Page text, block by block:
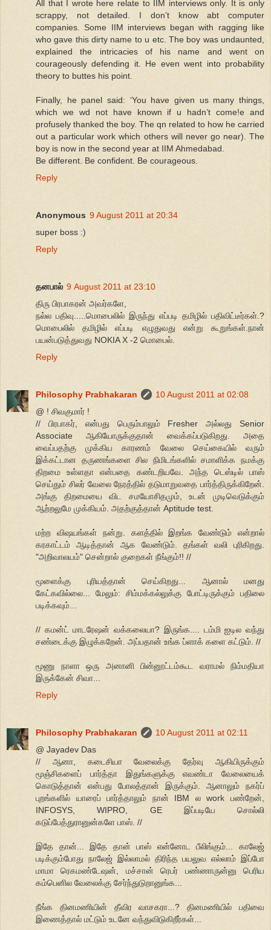
All that I wrote here relate to IIM interviews only. It is only
scrappy, not detailed. I don’t know abt computer
companies. Some IIM interviews began with ragging like
who gave this dirty name to u etc. The boy was undaunted,
explained the intricacies of his name and went on
courageously defending it. He even went into probability
theory to buttes his point.
Finally, he panel said: ‘You have given us many things,
which we wd not have known if u hadn’t come!e and
profusely thanked the boy. The qn related to how he carried
out a particular work which others will never go near). The
boy is now in the second year at IIM Ahmedabad.
Be different. Be confident. Be courageous.
Reply
Anonymous 9 August 2011 at 20:34
super boss :)
Reply
தனபால் 9 August 2011 at 23:10
திரு பிரபாகரன் அவர்களே,
நல்ல பதிவு.....மொபைலில் இருந்து எப்படி தமிழில் பதிவிட்டீர்கள்.?
மொபைலில் தமிழில் எப்படி எழுதுவது என்று கூறுங்கள்.நான்
பயன்படுத்துவது NOKIA X -2 மொபைல்.
Reply
Philosophy Prabhakaran
10 August 2011 at 02:08
@ ! சிவகுமார் !
// பிரபாகர், என்பது பெரும்பாலும் Fresher அல்லது Senior
Associate ஆகியோருக்குதான் வைக்கப்படுகிறது. அதை
வைப்பதற்கு முக்கிய காரணம் வேலை செய்கையில் வரும்
இக்கட்டான தருணங்களை சில நிமிடங்களில் சமாளிக்க நமக்கு
திறமை உள்ளதா என்பதை கண்டறியவே. அந்த டெஸ்டில் பாஸ்
செய்தும் சிலர் வேலை நேரத்தில் தடுமாறுவதை பார்த்திருக்கிறேன்.
அங்கு திறமையை விட சமயோசிதமும், உடன் முடிவெடுக்கும்
ஆற்றலுமே முக்கியம். அதற்குத்தான் Aptitude test.
மற்ற விஷயங்கள் நன்று. களத்தில் இறங்க வேண்டும் என்றால்
கரகாட்டம் ஆடித்தான் ஆக வேண்டும். தங்கள் வலி புரிகிறது.
"அறிவாலயம்" சென்றால் குறைகள் நீங்கும்!! //
மூளைக்கு புரியத்தான் செய்கிறது... ஆனால் மனது
கேட்கவில்லை... மேலும்: சிம்மக்கல்லுக்கு போட்டிருக்கும் பதிலை
படிக்கவும்...
// கமன்ட் மாடரேஷன் வக்கலையா? இருங்க.... டம்மி ஐடில வந்து
சண்டைக்கு இழுக்கறேன். அப்பதான் உங்க ப்ளாக் களை கட்டும். //
மூணு நாளா ஒரு அனானி பின்னூட்டம்கூட வராமல் நிம்மதியா
இருக்கேன் சிவா...
Reply
Philosophy Prabhakaran
10 August 2011 at 02:11
@ Jayadev Das
// ஆனா, கடைசியா வேலைக்கு தேர்வு ஆகியிருக்கும்
மூஞ்சிகளைப் பார்த்தா இதுங்களுக்கு எவண்டா வேலையைக்
கொடுத்தான் என்பது போலத்தான் இருக்கும். ஆனாலும் நகர்ப்
புறங்களில் யாரைப் பார்த்தாலும் நான் IBM ல work பண்றேன்,
INFOSYS, WIPRO, GE இப்படியே சொல்லி
கடுப்பேத்துரானுன்களே பாஸ். //
இதே தான்... இதே தான் பாஸ் என்னோட பீலிங்கும்... காலேஜ்
படிக்கும்போது நாலேஜ் இல்லாமல் திரிந்த பயலுவ எல்லாம் இப்போ
மாமா ரெகமண்டேஷன், மச்சான் ரெபர் பண்ணாருன்னு பெரிய
கம்பெனில வேலைக்கு சேர்ந்துடுறானுங்க...
நீங்க தினமணியின் தீவிர வாசகரா...? தினமணியில் பதிவை
இணைத்தால் மட்டும் உடனே வந்துவிடுகிறீர்கள்...